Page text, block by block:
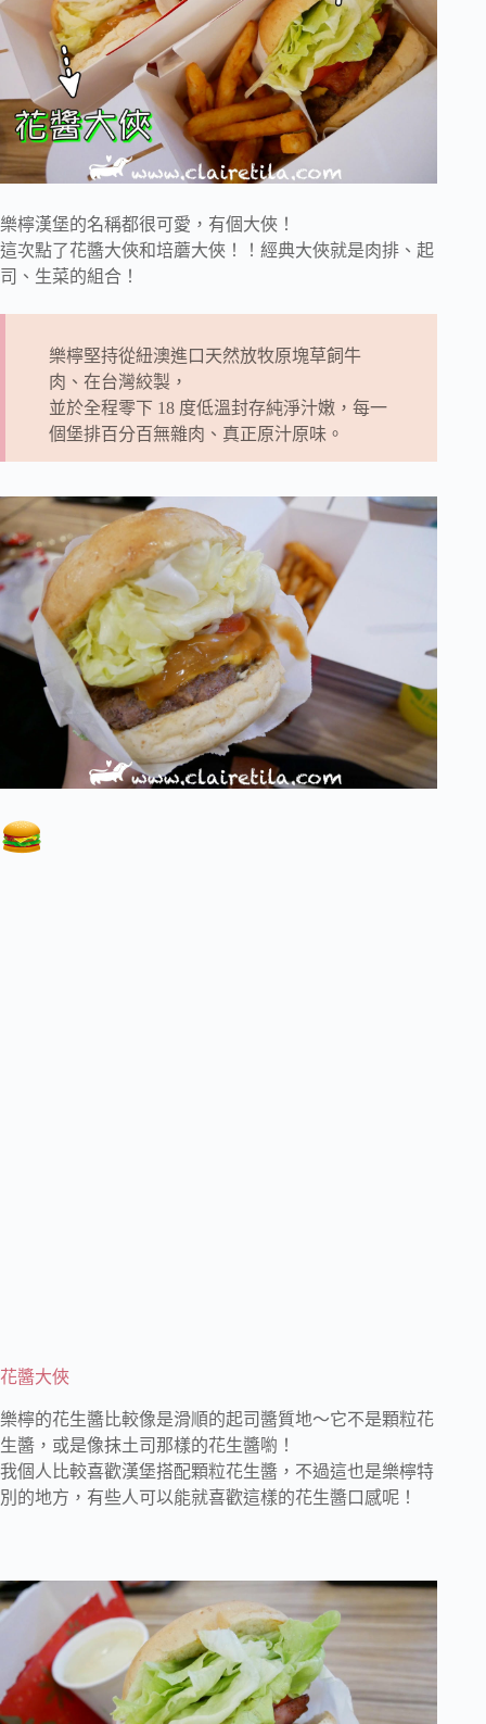
樂檸漢堡的名稱都很可愛，有個大俠！
這次點了花醬大俠和培蘑大俠！！經典大俠就是肉排、起
司、生菜的組合！
樂檸堅持從紐澳進口天然放牧原塊草飼牛
肉、在台灣絞製，
並於全程零下 18 度低溫封存純淨汁嫩，每一
個堡排百分百無雜肉、真正原汁原味。
花醬大俠
樂檸的花生醬比較像是滑順的起司醬質地～它不是顆粒花
生醬，或是像抹土司那樣的花生醬喲！
我個人比較喜歡漢堡搭配顆粒花生醬，不過這也是樂檸特
別的地方，有些人可以能就喜歡這樣的花生醬口感呢！